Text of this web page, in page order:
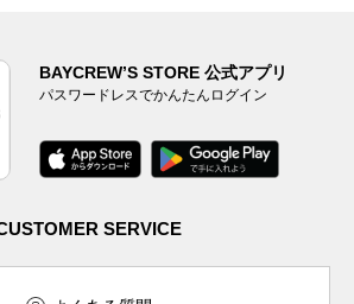
BAYCREW’S STORE 公式アプリ
パスワードレスでかんたんログイン
SERVICE